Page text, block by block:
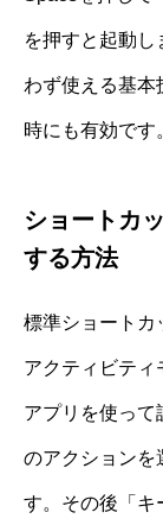
を押すと起動し
わず使える基本
時にも有効です
ショートカ
する方法
標準ショートカ
アクティビティ
アプリを使って
のアクションを
す。その後「キ